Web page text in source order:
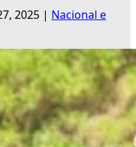
2025 | Nacional e